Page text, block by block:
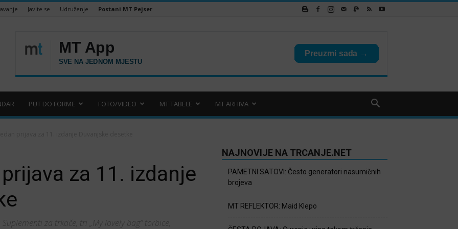
Javite se Udruženje Postani MT Pejser
PUT DO FORME FOTO/VIDEO MT TABELE MT ARHIVA
za 11. izdanje
za trkače, tri „My lovely bag“ torbice,
NAJNOVIJE NA TRCANJE.NET
PAMETNI SATOVI: Često generatori nasumičnih
brojeva
MT REFLEKTOR: Maid Klepo